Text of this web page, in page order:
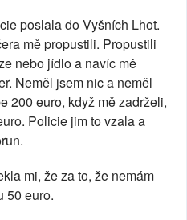
poslala do Vyšních Lhot.
mě propustili. Propustili
nebo jídlo a navíc mě
Neměl jsem nic a neměl
200 euro, když mě zadrželi,
Policie jim to vzala a
mi, že za to, že nemám
50 euro.